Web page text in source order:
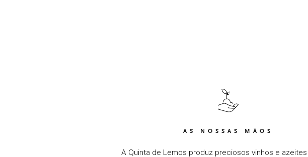
AS NOSSAS MÃOS
A Quinta de Lemos produz preciosos vinhos e